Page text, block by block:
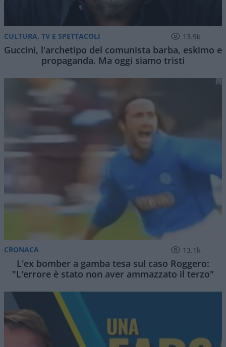
CULTURA, TV E SPETTACOLI 13.9k
Guccini, l'archetipo del comunista barba, eskimo e
propaganda. Ma oggi siamo tristi
CRONACA 13.1k
L'ex bomber a gamba tesa sul caso Roggero:
"L'errore è stato non aver ammazzato il terzo"